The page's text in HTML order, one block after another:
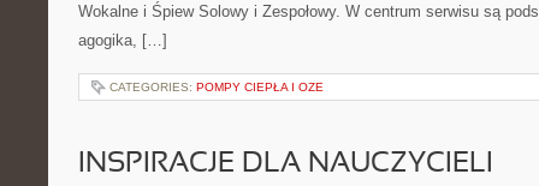
Wokalne i Śpiew Solowy i Zespołowy. W centrum serwisu są
agogika, […]
CATEGORIES: POMPY CIEPŁA I OZE
INSPIRACJE DLA NAUCZYCIELI